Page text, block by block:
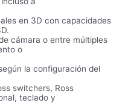
en 3D con capacidades
cámara o entre múltiples
o
la configuración del
switchers, Ross
teclado y